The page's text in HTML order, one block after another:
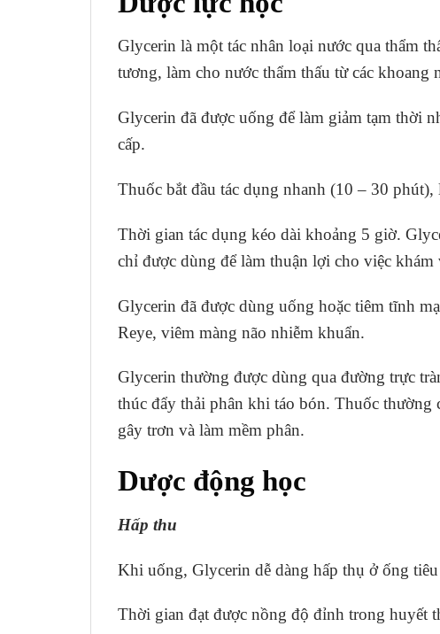
Glycerin là một tác nhân loại nước qua thẩm
tương, làm cho nước thẩm thấu từ các khoang
Glycerin đã được uống để làm giảm tạm thời
cấp.
Thuốc bắt đầu tác dụng nhanh (10 – 30
Thời gian tác dụng kéo dài khoảng 5 giờ.
chỉ được dùng để làm thuận lợi cho việc khám
Glycerin đã được dùng uống hoặc tiêm tĩnh
Reye, viêm màng não nhiễm khuẩn.
Glycerin thường được dùng qua đường trực
thúc đẩy thải phân khi táo bón. Thuốc
gây trơn và làm mềm phân.
Dược động học
Hấp thu
Khi uống, Glycerin dễ dàng hấp thụ ở ống
Thời gian đạt được nồng độ đỉnh trong huyết